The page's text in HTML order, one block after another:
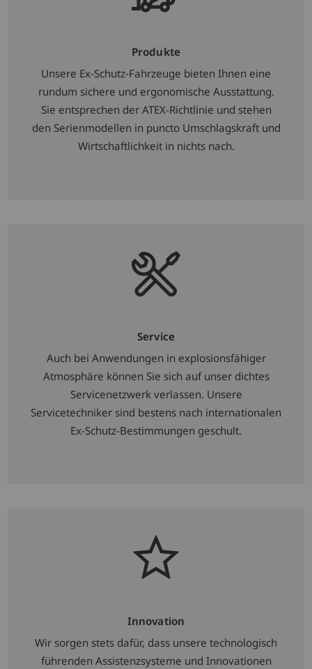
Produkte
Unsere Ex-Schutz-Fahrzeuge bieten Ihnen eine
rundum sichere und ergonomische Ausstattung.
Sie entsprechen der ATEX-Richtlinie und stehen
den Serienmodellen in puncto Umschlagskraft und
Wirtschaftlichkeit in nichts nach.
Service
Auch bei Anwendungen in explosionsfähiger
Atmosphäre können Sie sich auf unser dichtes
Servicenetzwerk verlassen. Unsere
Servicetechniker sind bestens nach internationalen
Ex-Schutz-Bestimmungen geschult.
Innovation
Wir sorgen stets dafür, dass unsere technologisch
führenden Assistenzsysteme und Innovationen